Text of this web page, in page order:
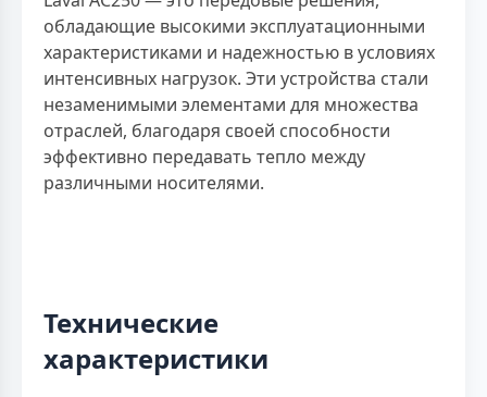
обладающие высокими эксплуатационными
характеристиками и надежностью в условиях
интенсивных нагрузок. Эти устройства стали
незаменимыми элементами для множества
отраслей, благодаря своей способности
эффективно передавать тепло между
различными носителями.
Технические
характеристики